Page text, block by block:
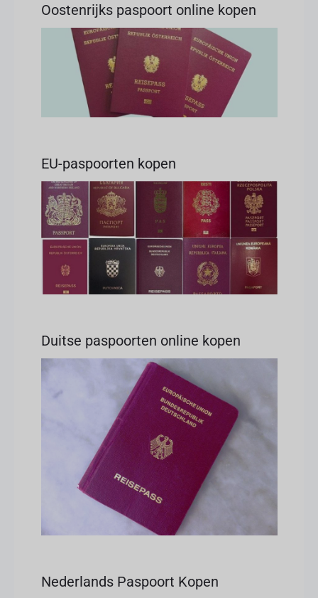
Oostenrijks paspoort online kopen
EU-paspoorten kopen
Duitse paspoorten online kopen
Nederlands Paspoort Kopen